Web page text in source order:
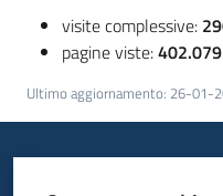
visite complessive:
pagine viste:402.079
Ultimo aggiornamento: 26-01-